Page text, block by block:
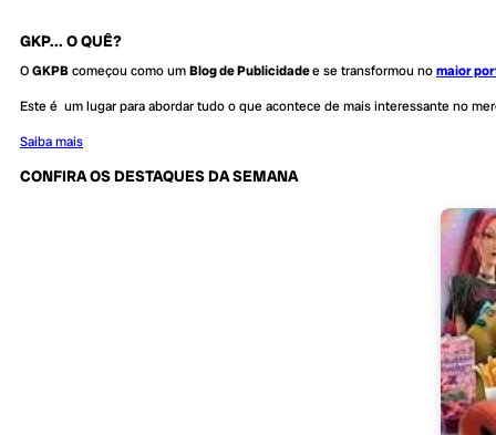
GKP... O QUÊ?
OGKPBcomeçou como umBlog de Publicidadee se transformou nomaior
Este é um lugar para abordar tudo o que acontece de mais interessante no
Saiba mais
CONFIRA OS DESTAQUES DA SEMANA